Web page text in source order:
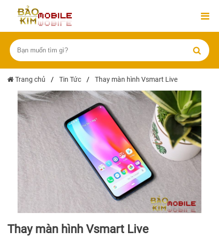
Trang chủ / Tin Tức / Thay màn hình Vsmart Live
Thay màn hình Vsmart Live